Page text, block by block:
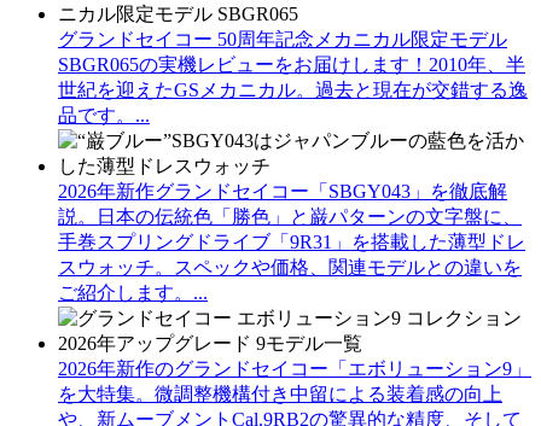
グランドセイコー 50周年記念メカニカル限定モデル
SBGR065の実機レビューをお届けします！2010年、半
世紀を迎えたGSメカニカル。過去と現在が交錯する逸
品です。...
2026年新作グランドセイコー「SBGY043」を徹底解
説。日本の伝統色「勝色」と巌パターンの文字盤に、
手巻スプリングドライブ「9R31」を搭載した薄型ドレ
スウォッチ。スペックや価格、関連モデルとの違いを
ご紹介します。...
2026年新作のグランドセイコー「エボリューション9」
を大特集。微調整機構付き中留による装着感の向上
や、新ムーブメントCal.9RB2の驚異的な精度、そして